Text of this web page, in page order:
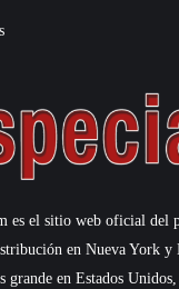
es el sitio web oficial del
en Nueva York y
grande en Estados